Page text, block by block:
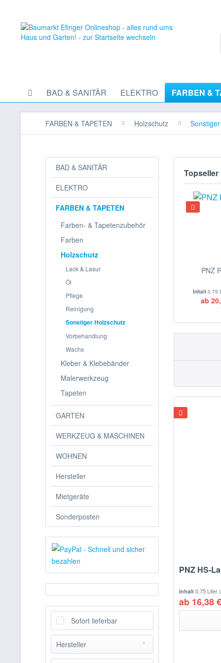
BAD & SANITÄR ELEKTRO FARBEN &
FARBEN & TAPETEN Holzschutz
BAD & SANITÄR
ELEKTRO
FARBEN & TAPETEN
Farben- & Tapetenzubehör
Farben
Holzschutz
Lack & Lasur
Öl
Pflege
Reinigung
Sonstiger Holzschutz
Vorbehandlung
Wachs
Kleber & Klebebänder
Malerwerkzeug
Tapeten
GARTEN
WERKZEUG & MASCHINEN
WOHNEN
Hersteller
Mietgeräte
Sonderposten
Sofort lieferbar
Hersteller
Topseller
PNZ
Inhalt 0.75
ab
PNZ HS-
Inhalt0.75 Liter
ab 16,38